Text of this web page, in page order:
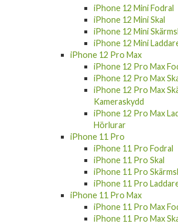
iPhone 12 Mini Fodral
iPhone 12 Mini Skal
iPhone 12 Mini
iPhone 12 Mini
iPhone 12 Pro Max
iPhone 12 Pro Max
iPhone 12 Pro Max
iPhone 12 Pro Max
Kameraskydd
iPhone 12 Pro Max
Hörlurar
iPhone 11 Pro
iPhone 11 Pro Fodral
iPhone 11 Pro Skal
iPhone 11 Pro
iPhone 11 Pro
iPhone 11 Pro Max
iPhone 11 Pro Max
iPhone 11 Pro Max